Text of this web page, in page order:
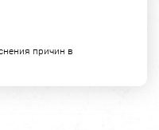
причин в